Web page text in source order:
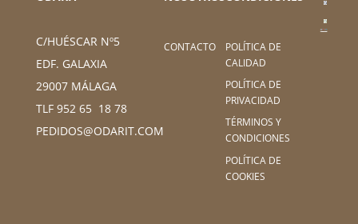
C/HUÉSCAR Nº5
EDF. GALAXIA
29007 MÁLAGA
TLF 952 65 18 78
PEDIDOS@ODARIT.COM
CONTACTO
POLÍTICA DE
CALIDAD
POLÍTICA DE
PRIVACIDAD
TÉRMINOS Y
CONDICIONES
POLÍTICA DE
COOKIES